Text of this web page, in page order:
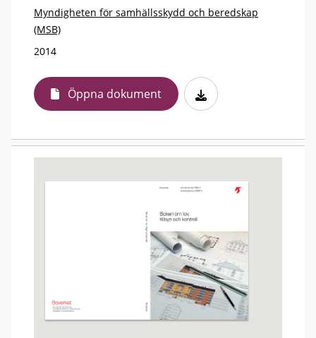
Myndigheten för samhällsskydd och beredskap
(MSB)
2014
Öppna dokument